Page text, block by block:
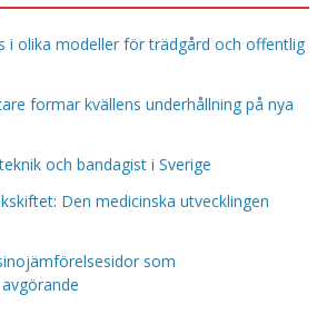
i olika modeller för trädgård och offentlig
formar kvällens underhållning på nya
och bandagist i Sverige
Den medicinska utvecklingen
som